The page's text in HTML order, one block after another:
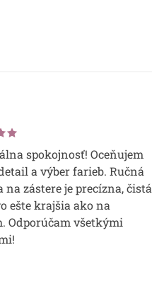
spokojnosť! Oceňujem
a výber farieb. Ručná
na zástere je precízna, čistá
ešte krajšia ako na
Odporúčam všetkými